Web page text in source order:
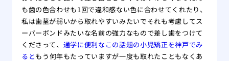
も歯の色合わせも1回で違和感ない色に合わせてくれたり、
私は歯茎が弱いから取れやすいみたいでそれも考慮してス
ーパーボンドみたいな名前の強力なもので差し歯をつけて
くださって、 通学に便利なこの話題の小児矯正を神戸でみ
るともう何年もたっていますが一度も取れたこともなくあ